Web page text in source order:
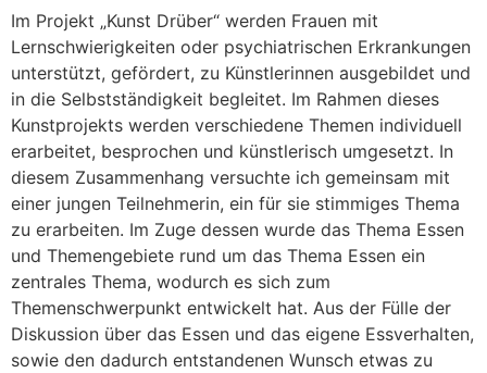
Im Projekt „Kunst Drüber“ werden Frauen mit
Lernschwierigkeiten oder psychiatrischen Erkrankungen
unterstützt, gefördert, zu Künstlerinnen ausgebildet und
in die Selbstständigkeit begleitet. Im Rahmen dieses
Kunstprojekts werden verschiedene Themen individuell
erarbeitet, besprochen und künstlerisch umgesetzt. In
diesem Zusammenhang versuchte ich gemeinsam mit
einer jungen Teilnehmerin, ein für sie stimmiges Thema
zu erarbeiten. Im Zuge dessen wurde das Thema Essen
und Themengebiete rund um das Thema Essen ein
zentrales Thema, wodurch es sich zum
Themenschwerpunkt entwickelt hat. Aus der Fülle der
Diskussion über das Essen und das eigene Essverhalten,
sowie den dadurch entstandenen Wunsch etwas zu